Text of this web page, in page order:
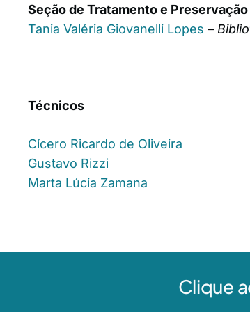
Seção de Tratamento e
Tania Valéria Giovanelli Lopes –
Técnicos
Cícero Ricardo de Oliveira
Gustavo Rizzi
Marta Lúcia Zamana
Clique